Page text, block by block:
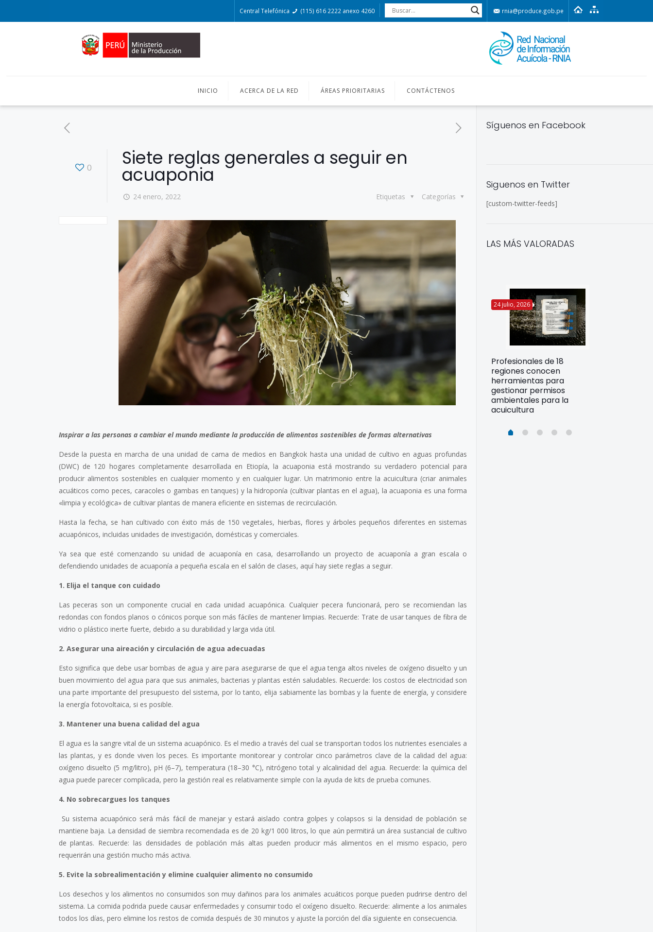
Central Telefónica (115) 616 2222 anexo 4260 rnia@produce.gob.pe
INICIO ACERCA DE LA RED ÁREAS PRIORITARIAS CONTÁCTENOS
0 Siete reglas generales a seguir en
acuaponia
24 enero, 2022 Categorías
Etiquetas
Inspirar a las personas a cambiar el mundo mediante la producción de alimentos sostenibles de formas alternativas
Desde la puesta en marcha de una unidad de cama de medios en Bangkok hasta una unidad de cultivo en aguas profundas
(DWC) de 120 hogares completamente desarrollada en Etiopía, la acuaponia está mostrando su verdadero potencial para
producir alimentos sostenibles en cualquier momento y en cualquier lugar. Un matrimonio entre la acuicultura (criar animales
acuáticos como peces, caracoles o gambas en tanques) y la hidroponía (cultivar plantas en el agua), la acuaponia es una forma
«limpia y ecológica» de cultivar plantas de manera eficiente en sistemas de recirculación.
Hasta la fecha, se han cultivado con éxito más de 150 vegetales, hierbas, flores y árboles pequeños diferentes en sistemas
acuapónicos, incluidas unidades de investigación, domésticas y comerciales.
Ya sea que esté comenzando su unidad de acuaponía en casa, desarrollando un proyecto de acuaponía a gran escala o
defendiendo unidades de acuaponía a pequeña escala en el salón de clases, aquí hay siete reglas a seguir.
1. Elija el tanque con cuidado
Las peceras son un componente crucial en cada unidad acuapónica. Cualquier pecera funcionará, pero se recomiendan las
redondas con fondos planos o cónicos porque son más fáciles de mantener limpias. Recuerde: Trate de usar tanques de fibra de
vidrio o plástico inerte fuerte, debido a su durabilidad y larga vida útil.
2. Asegurar una aireación y circulación de agua adecuadas
Esto significa que debe usar bombas de agua y aire para asegurarse de que el agua tenga altos niveles de oxígeno disuelto y un
buen movimiento del agua para que sus animales, bacterias y plantas estén saludables. Recuerde: los costos de electricidad son
una parte importante del presupuesto del sistema, por lo tanto, elija sabiamente las bombas y la fuente de energía, y considere
la energía fotovoltaica, si es posible.
3. Mantener una buena calidad del agua
El agua es la sangre vital de un sistema acuapónico. Es el medio a través del cual se transportan todos los nutrientes esenciales a
las plantas, y es donde viven los peces. Es importante monitorear y controlar cinco parámetros clave de la calidad del agua:
oxígeno disuelto (5 mg/litro), pH (6–7), temperatura (18–30 °C), nitrógeno total y alcalinidad del agua. Recuerde: la química del
agua puede parecer complicada, pero la gestión real es relativamente simple con la ayuda de kits de prueba comunes.
4. No sobrecargues los tanques
Su sistema acuapónico será más fácil de manejar y estará aislado contra golpes y colapsos si la densidad de población se
mantiene baja. La densidad de siembra recomendada es de 20 kg/1 000 litros, lo que aún permitirá un área sustancial de cultivo
de plantas. Recuerde: las densidades de población más altas pueden producir más alimentos en el mismo espacio, pero
requerirán una gestión mucho más activa.
5. Evite la sobrealimentación y elimine cualquier alimento no consumido
Los desechos y los alimentos no consumidos son muy dañinos para los animales acuáticos porque pueden pudrirse dentro del
sistema. La comida podrida puede causar enfermedades y consumir todo el oxígeno disuelto. Recuerde: alimente a los animales
todos los días, pero elimine los restos de comida después de 30 minutos y ajuste la porción del día siguiente en consecuencia.
Síguenos en Facebook
Siguenos en Twitter
[custom-twitter-feeds]
LAS MÁS VALORADAS
8 julio, 2026
Más de 30 expertos
generan acuerdos para
lograr acuicultura
sostenible y resiliente en
Perú
24 julio, 2026
Profesionales de 18
regiones conocen
herramientas para
gestionar permisos
ambientales para la
acuicultura